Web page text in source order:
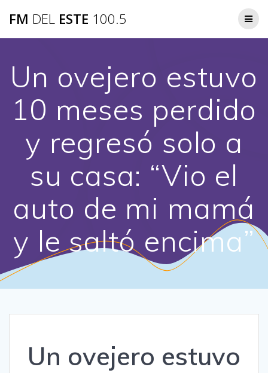
FM DEL ESTE 100.5
Un ovejero estuvo
10 meses perdido
y regresó solo a
su casa: “Vio el
auto de mi mamá
y le saltó encima”
Un ovejero estuvo